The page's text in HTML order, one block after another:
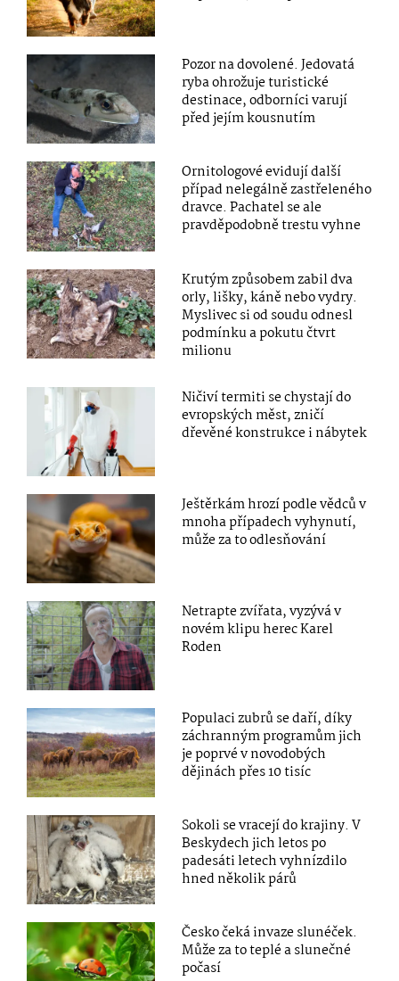
Pozor na dovolené. Jedovatá
ryba ohrožuje turistické
destinace, odborníci varují
před jejím kousnutím
Ornitologové evidují další
případ nelegálně zastřeleného
dravce. Pachatel se ale
pravděpodobně trestu vyhne
Krutým způsobem zabil dva
orly, lišky, káně nebo vydry.
Myslivec si od soudu odnesl
podmínku a pokutu čtvrt
milionu
Ničiví termiti se chystají do
evropských měst, zničí
dřevěné konstrukce i nábytek
Ještěrkám hrozí podle vědců v
mnoha případech vyhynutí,
může za to odlesňování
Netrapte zvířata, vyzývá v
novém klipu herec Karel
Roden
Populaci zubrů se daří, díky
záchranným programům jich
je poprvé v novodobých
dějinách přes 10 tisíc
Sokoli se vracejí do krajiny. V
Beskydech jich letos po
padesáti letech vyhnízdilo
hned několik párů
Česko čeká invaze slunéček.
Může za to teplé a slunečné
počasí